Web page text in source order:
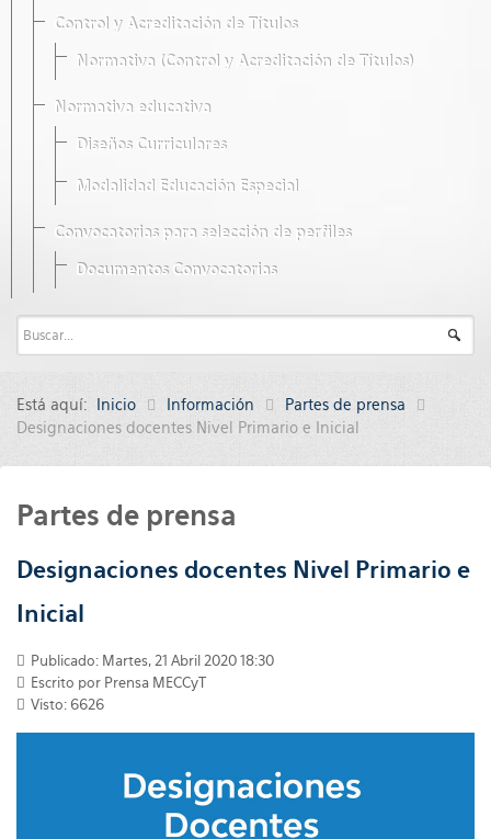
Control y Acreditación de Títulos
Normativa (Control y Acreditación de Títulos)
Normativa educativa
Diseños Curriculares
Modalidad Educación Especial
Convocatorias para selección de perfiles
Documentos Convocatorias
Está aquí: Inicio Información
Partes de prensa
Designaciones docentes Nivel Primario e Inicial
Partes de prensa
Designaciones docentes Nivel Primario e
Inicial
Publicado: Martes, 21 Abril 2020 18:30
Escrito por Prensa MECCyT
Visto: 6626